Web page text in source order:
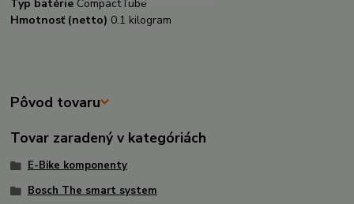
Typ batérie CompactTube
Hmotnosť (netto) 0.1 kilogram
Pôvod tovaru
Tovar zaradený v kategóriách
E-Bike komponenty
Bosch The smart system